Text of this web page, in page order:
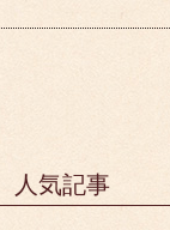
ail
人気記事